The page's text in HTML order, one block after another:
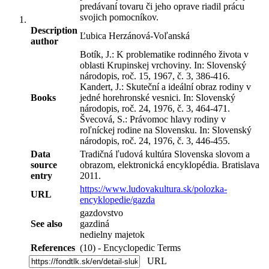
predávaní tovaru či jeho oprave riadil prácu
svojich pomocníkov.
Description
author
Ľubica Herzánová-Voľanská
Books
Botík, J.: K problematike rodinného života v
oblasti Krupinskej vrchoviny. In: Slovenský
národopis, roč. 15, 1967, č. 3, 386-416.
Kandert, J.: Skuteční a ideální obraz rodiny v
jedné horehronské vesnici. In: Slovenský
národopis, roč. 24, 1976, č. 3, 464-471.
Švecová, S.: Právomoc hlavy rodiny v
roľníckej rodine na Slovensku. In: Slovenský
národopis, roč. 24, 1976, č. 3, 446-455.
Data
source
entry
Tradičná ľudová kultúra Slovenska slovom a
obrazom, elektronická encyklopédia. Bratislava
2011.
URL
https://www.ludovakultura.sk/polozka-
encyklopedie/gazda
See also
gazdovstvo
gazdiná
nedielny majetok
References (10) - Encyclopedic Terms
URL